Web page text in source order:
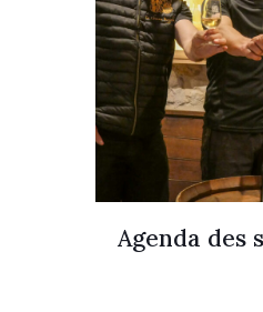
Agenda des